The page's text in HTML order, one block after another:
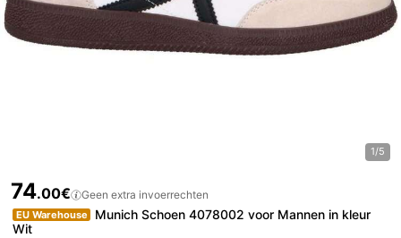
1/5
74.00€ Geen extra invoerrechten
EU Warehouse
Munich Schoen 4078002 voor Mannen in kleur
Wit